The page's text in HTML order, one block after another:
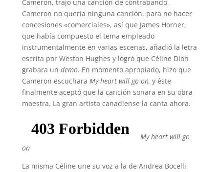
Cameron, trajo una canción de contrabando.
Cameron no quería ninguna canción, para no hacer
concesiones «comerciales», así que James Horner,
que había compuesto el tema empleado
instrumentalmente en varias escenas, añadió la letra
escrita por Weston Hughes y logró que Céline Dion
grabara un demo. En momento apropiado, hizo que
Cameron escuchara My heart will go on, y éste
finalmente aceptó que la canción sonara en su obra
maestra. La gran artista canadiense la canta ahora.
My heart will go
on
La misma Céline une su voz a la de Andrea Bocelli